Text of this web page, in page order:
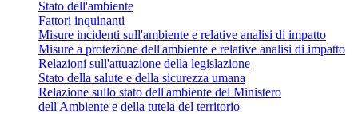
Stato dell'ambiente
Fattori inquinanti
Misure incidenti sull'ambiente e relative analisi di impatto
Misure a protezione dell'ambiente e relative analisi di impatto
Relazioni sull'attuazione della legislazione
Stato della salute e della sicurezza umana
Relazione sullo stato dell'ambiente del Ministero
dell'Ambiente e della tutela del territorio